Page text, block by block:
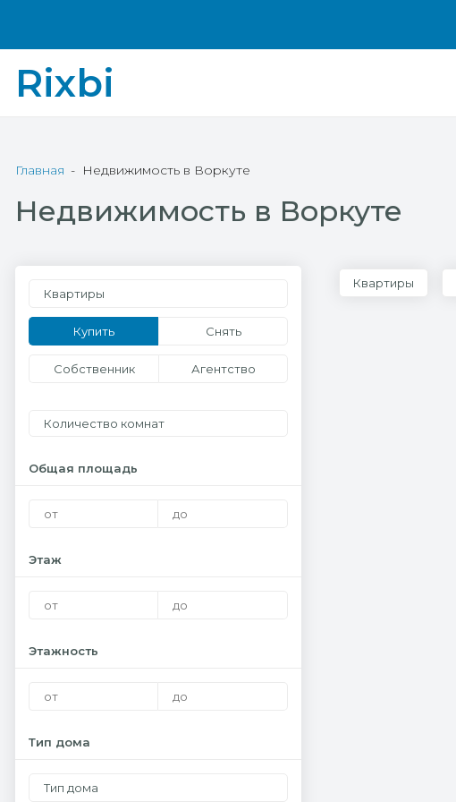
Rixbi
Главная Недвижимость в Воркуте
Недвижимость в Воркуте
Квартиры
Купить Снять
Собственник Агентство
Количество комнат
Общая площадь
Этаж
Этажность
Тип дома
Тип дома
Квартиры